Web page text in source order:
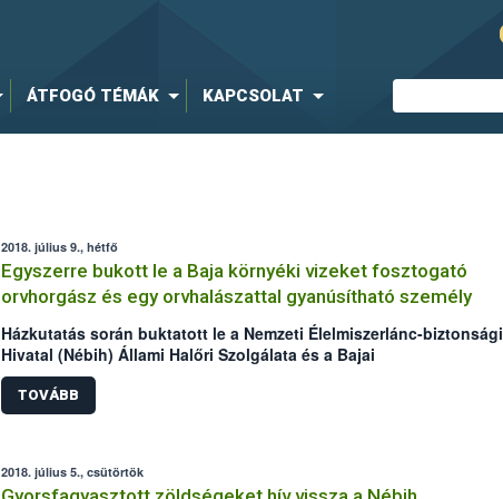
ÁTFOGÓ TÉMÁK KAPCSOLAT
2018. július 9., hétfő
Egyszerre bukott le a Baja környéki vizeket fosztogató
orvhorgász és egy orvhalászattal gyanúsítható személy
Házkutatás során buktatott le a Nemzeti Élelmiszerlánc-biztonsági
Hivatal (Nébih) Állami Halőri Szolgálata és a Bajai
Rendőrkapitányság egy Baja környéki vizeket fosztogató
orvhorgászt, továbbá egy orvhalászattal gyanúsítható személyt. Az
orvhorgász házából összesen 21,68 kg hal, míg az orvhalászattal
nyakzóháló, húzóháló, varsák, szákok, haltárolók, melles csizmák
TOVÁBB
2018. július 5., csütörtök